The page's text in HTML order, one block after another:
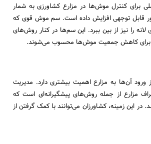
برای کنترل موش‌ها در مزارع کشاورزی به شمار
قابل توجهی افزایش داده است. سم موش قوی که
را نیز از بین ببرد. این سم‌ها در کنار روش‌های
برای کاهش جمعیت موش‌ها محسوب می‌شوند.
آن‌ها به مزارع اهمیت بیشتری دارد. مدیریت
مزارع از جمله روش‌های پیشگیرانه‌ای است که
زمینه، کشاورزان می‌توانند با کمک گرفتن از